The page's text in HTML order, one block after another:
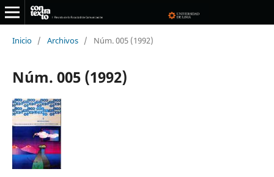
Inicio / Archivos / Núm. 005 (1992)
Núm. 005 (1992)